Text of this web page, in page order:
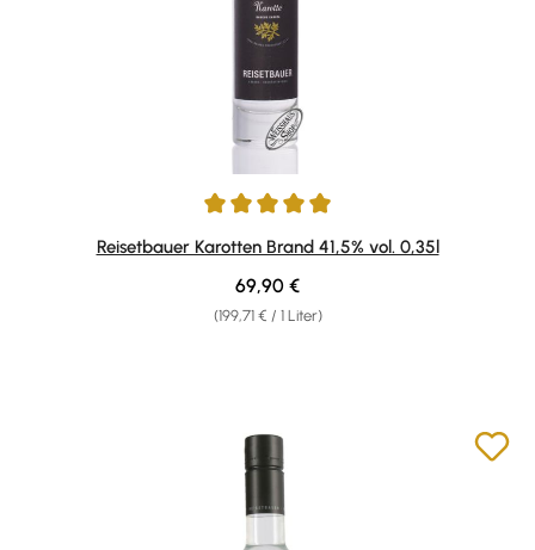
Durchschnittliche Bewertung von 4.93 von 5 Sternen
Reisetbauer Karotten Brand 41,5% vol. 0,35l
(199,71 € / 1 Liter)
Regulärer Preis:
69,90 €